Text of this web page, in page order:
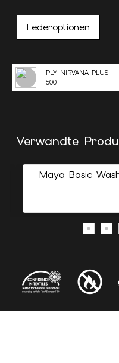
Lederoptionen
PLY NIRVANA PLUS
500
Verwandte
Maya Basic